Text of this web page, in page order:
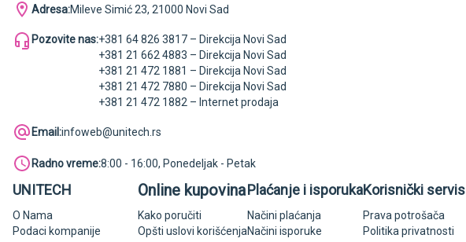
Adresa:Mileve Simić 23, 21000 Novi Sad
Pozovite nas:+381 64 826 3817 – Direkcija Novi Sad
+381 21 662 4883 – Direkcija Novi Sad
+381 21 472 1881 – Direkcija Novi Sad
+381 21 472 7880 – Direkcija Novi Sad
+381 21 472 1882 – Internet prodaja
Email:infoweb@unitech.rs
Radno vreme:8:00 - 16:00, Ponedeljak - Petak
UNITECH
O Nama
Podaci kompanije
Online kupovina
Kako poručiti
Opšti uslovi korišćenja
Plaćanje i isporuka
Načini plaćanja
Načini isporuke
Korisnički servis
Prava potrošača
Politika privatnosti